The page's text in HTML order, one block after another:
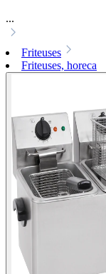
...
Friteuses
Friteuses, horeca